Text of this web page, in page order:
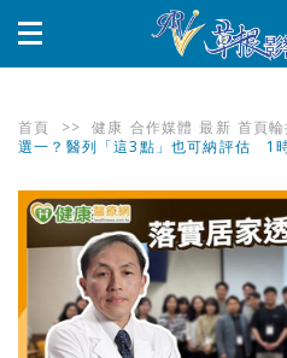
首頁 >> 健康 合作媒體 最新 首頁輪
選一？醫列「這3點」也可納評估 1